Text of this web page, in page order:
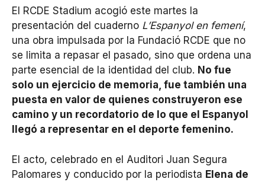
El RCDE Stadium acogió este martes la
presentación del cuaderno L’Espanyol en femení,
una obra impulsada por la Fundació RCDE que no
se limita a repasar el pasado, sino que ordena una
parte esencial de la identidad del club. No fue
solo un ejercicio de memoria, fue también una
puesta en valor de quienes construyeron ese
camino y un recordatorio de lo que el Espanyol
llegó a representar en el deporte femenino.
El acto, celebrado en el Auditori Juan Segura
Palomares y conducido por la periodista Elena de